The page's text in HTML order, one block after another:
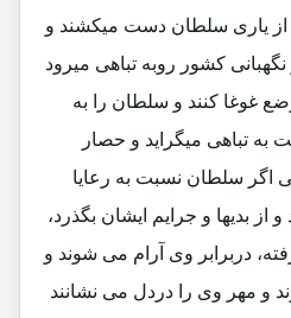
از یاری سلطان دست میکشند و
کشور روبه تباهی میرود
غوغا کنند و سلطان را به
به تباهی میگراید و حصار
اگر سلطان نسبت به رعایا
از بدیها و جرایم ایشان بگذرد،
دربرابر وی آرام می شوند و
و مهر وی را دردل می نشانند